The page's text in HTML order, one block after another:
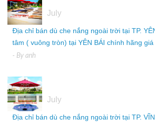
July
Địa chỉ bán dù che nắng ngoài trời tại TP.
tâm ( vuông tròn) tại YÊN BÁI chính hãng giá
- By anh
July
Địa chỉ bán dù che nắng ngoài trời tại TP.